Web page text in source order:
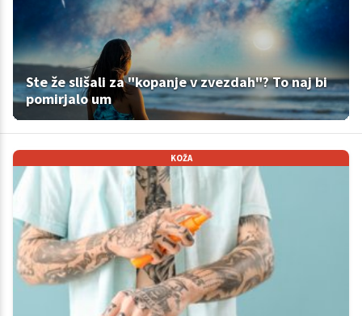
Ste že slišali za "kopanje v zvezdah"? To naj bi
pomirjalo um
KOŽA